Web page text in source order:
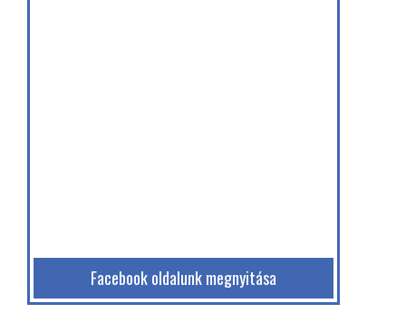
Facebook oldalunk megnyitása